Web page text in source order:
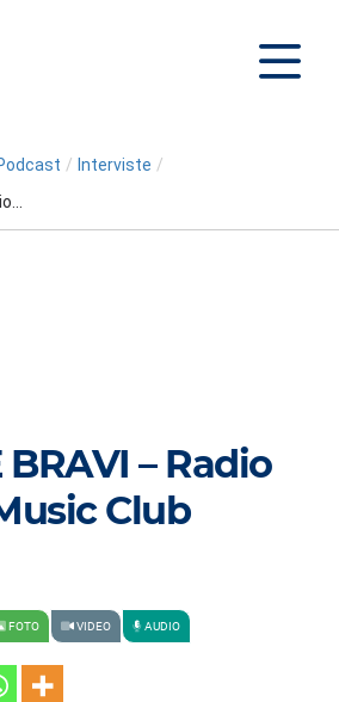
Cerca
/ Interviste /
BRAVI – Radio
Club
FOTO VIDEO AUDIO